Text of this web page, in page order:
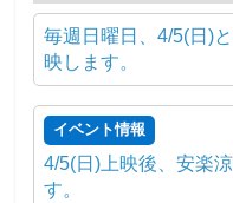
毎週日曜日、4/5(日)
映します。
イベント情報
4/5(日)上映後、安楽
す。